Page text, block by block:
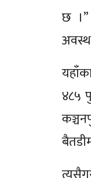
छ ।”
४८५